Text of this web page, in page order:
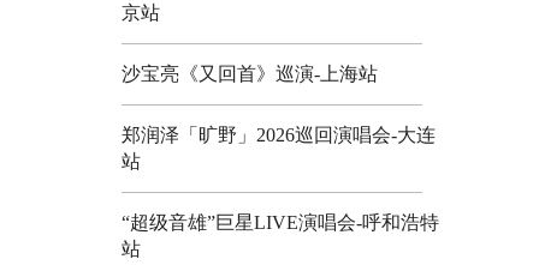
京站
沙宝亮《又回首》巡演-上海站
郑润泽「旷野」2026巡回演唱会-大连
站
“超级音雄”巨星LIVE演唱会-呼和浩特
站